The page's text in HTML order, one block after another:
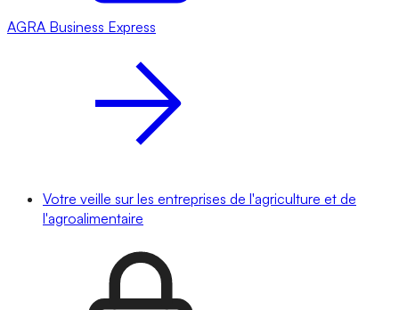
AGRA Business Express
Votre veille sur les entreprises de l'agriculture et de
l'agroalimentaire